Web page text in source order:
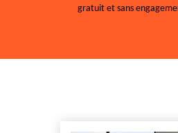
gratuit et sans